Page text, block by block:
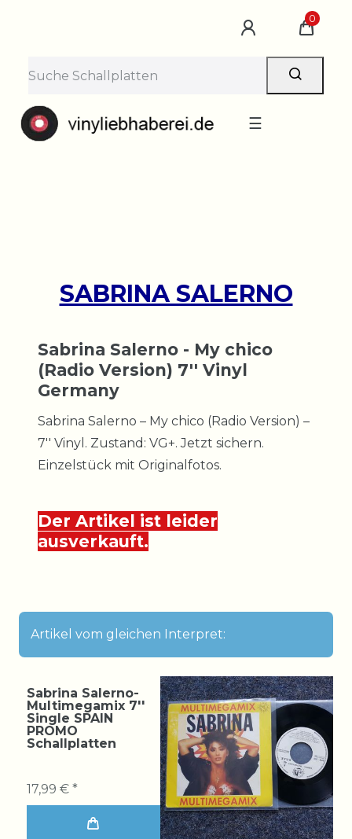
Lieferpause vom 10. bis 29.
Bestellungen nehmen wir gerne entgegen —
der Versand startet wieder ab Montag, 31.
0
☰
SABRINA SALERNO
Sabrina Salerno - My chico
(Radio Version) 7'' Vinyl
Germany
Sabrina Salerno – My chico (Radio Version) –
7'' Vinyl. Zustand: VG+. Jetzt sichern.
Einzelstück mit Originalfotos.
Der Artikel ist leider
ausverkauft.
Artikel vom gleichen Interpret:
Sabrina Salerno-
Multimegamix 7''
Single SPAIN
PROMO
Schallplatten
17,99 € *